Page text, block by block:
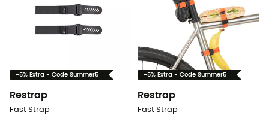
-5% Extra - Code Summer5
Restrap
Fast Strap
-5% Extra - Code Summer5
Restrap
Fast Strap